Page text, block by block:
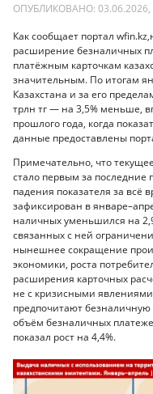
ОПУБЛИКОВАНО: 03.06.2026,
Как сообщает портал
расширение безналичных
платёжным карточкам
значительным. По итогам
Казахстана и за его
трлн тг — на 3,5% меньше,
прошлого года, когда
данные предоставлены
Примечательно, что
стало первым за последние
падения показателя за
зафиксирован в
наличных уменьшился на
связанных с ней
нынешнее сокращение
экономики, роста
расширения карточных
не с кризисными
предпочитают
объём безналичных
показал рост на 4,4%.